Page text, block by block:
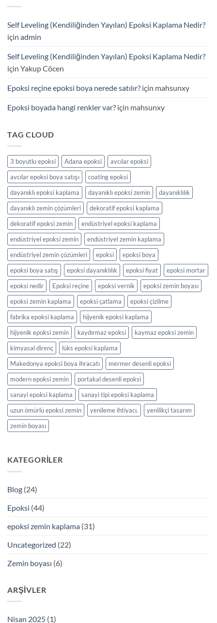
Dekoratif
Uygulamalar
için
Self Leveling (Kendiliğinden Yayılan) Epoksi Kaplama Nedir?
için admin
Self Leveling (Kendiliğinden Yayılan) Epoksi Kaplama Nedir?
için Yakup Cöcen
Epoksi reçine epoksi boya nerede satılır? için mahsunxy
Epoksi boyada hangi renkler var? için mahsunxy
TAG CLOUD
3 boyutlu epoksi Adana epoksi
avcılar epoksi
avcılar epoksi boya satışı
coating epoksi
dayanıklı epoksi kaplama
dayanıklı epoksi zemin
dayanıklılık
dayanıklı zemin çözümleri
dekoratif epoksi kaplama
dekoratif epoksi zemin
endüstriyel epoksi kaplama
endüstriyel epoksi zemin
endüstriyel zemin kaplama
endüstriyel zemin çözümleri
epoksi
epoksi boya
epoksi boya satış
epoksi dayanıklılık epoksi fiyat
epoksi mortar
epoksi nedir
Epoksi reçine epoksi vernik
epoksi zemin boyası
epoksi zemin kaplama
epoksi çatlama
epoksi çizilme
fabrika epoksi kaplama
hijyenik epoksi kaplama
hijyenik epoksi zemin
kaydırmaz epoksi
kaymaz epoksi zemin
kimyasal direnç
lüks epoksi kaplama
Makedonya epoksi boya ihracatı
mermer desenli epoksi
modern epoksi zemin
portakal desenli epoksi
sanayi epoksi kaplama
sanayi tipi epoksi kaplama
uzun ömürlü epoksi zemin
yenileme ihtiyacı.
yenilikçi tasarım
zemin boyası
KATEGORILER
Blog (24)
Epoksi (44)
epoksi zemin kaplama (31)
Uncategorized (22)
Zemin boyası (6)
ARŞIVLER
Nisan 2025 (1)